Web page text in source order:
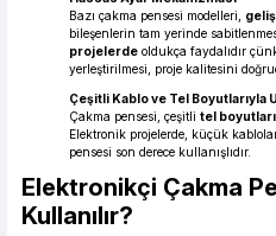
Bazı çakma pensesi modelleri,
bileşenlerin tam yerinde
projelerde oldukça faydalıdır
yerleştirilmesi, proje kalitesini
Çeşitli Kablo ve Tel Boyutlarıyla
Çakma pensesi, çeşitli tel
Elektronik projelerde, küçük
pensesi son derece kullanışlıdır.
Elektronikçi Çakma
Kullanılır?